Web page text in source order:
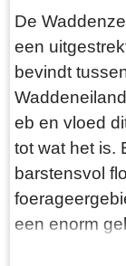
van gele
kom je
Het is
terp ooit door
Terpen
bescherming
Na de aanleg
van hun nut,
afgegraven.
verscheept.
De
een
bevindt
eb en vloed
tot wat het is.
barstensvol
een enorm
dichtbij te